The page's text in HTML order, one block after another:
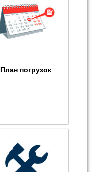
План погрузок